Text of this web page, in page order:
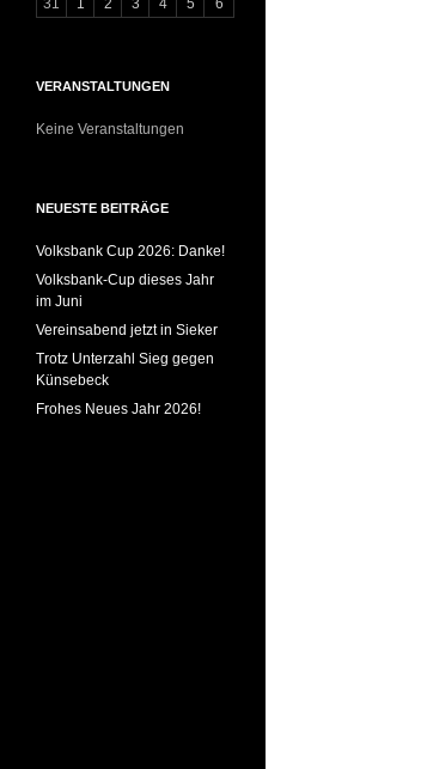
VERANSTALTUNGEN
Keine Veranstaltungen
NEUESTE BEITRÄGE
Volksbank Cup 2026: Danke!
Volksbank-Cup dieses Jahr
im Juni
Vereinsabend jetzt in Sieker
Trotz Unterzahl Sieg gegen
Künsebeck
Frohes Neues Jahr 2026!